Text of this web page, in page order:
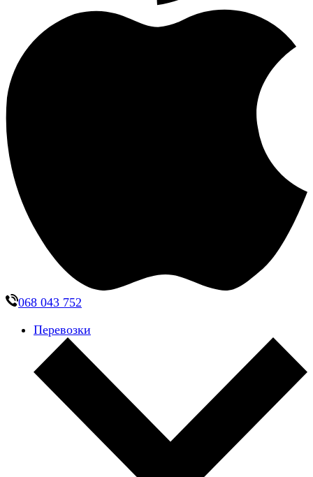
068 043 752
Перевозки